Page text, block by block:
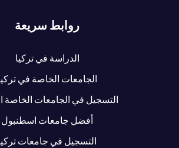
روابط سريعة
الدراسة في تركيا
الجامعات الخاصة في
التسجيل في الجامعات الخاصة
أفضل جامعات اسطنبول
التسجيل في جامعات